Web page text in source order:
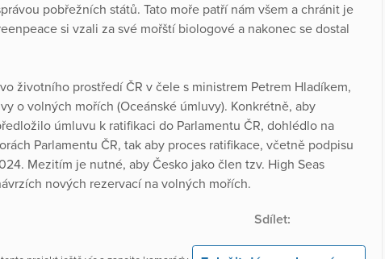
pobřežních států. Tato moře patří nám všem a chránit je
si vzali za své mořští biologové a nakonec se dostal
životního prostředí ČR v čele s ministrem Petrem Hladíkem,
o volných mořích (Oceánské úmluvy). Konkrétně, aby
úmluvu k ratifikaci do Parlamentu ČR, dohlédlo na
Parlamentu ČR, tak aby proces ratifikace, včetně podpisu
Mezitím je nutné, aby Česko jako člen tzv. High Seas
nových rezervací na volných mořích.
Sdílet: